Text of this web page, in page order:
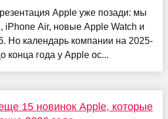
Apple уже позади: мы
iPhone Air, новые Apple Watch и
Но календарь компании на 2025-
конца года у Apple ос...
15 новинок Apple, которые